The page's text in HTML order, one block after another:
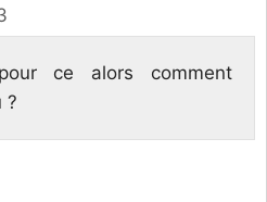
ce alors comment
?